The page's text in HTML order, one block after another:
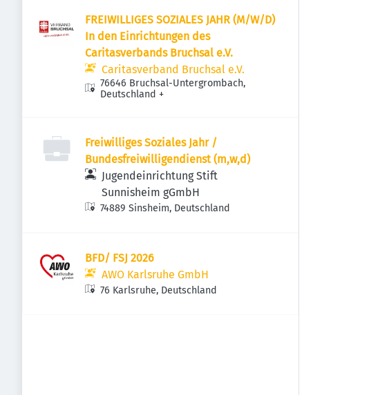
FREIWILLIGES SOZIALES JAHR (M/W/D)
In den Einrichtungen des
Caritasverbands Bruchsal e.V.
Caritasverband Bruchsal e.V.
76646 Bruchsal-Untergrombach,
Deutschland +
Freiwilliges Soziales Jahr /
Bundesfreiwilligendienst (m,w,d)
Jugendeinrichtung Stift
Sunnisheim gGmbH
74889 Sinsheim, Deutschland
BFD/ FSJ 2026
AWO Karlsruhe GmbH
76 Karlsruhe, Deutschland